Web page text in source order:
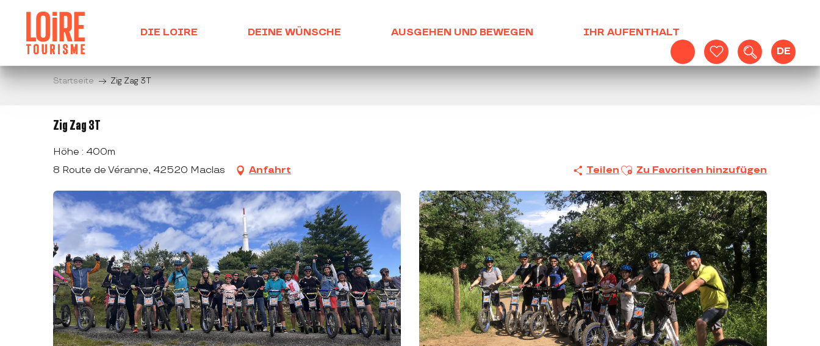
contenu
principal
Voir les favoris
Suche
DE
DIE LOIRE DEINE WÜNSCHE AUSGEHEN UND BEWEGEN IHR AUFENTHALT
Startseite Zig Zag 3T
Zig Zag 3T
Höhe : 400m
8 Route de Véranne, 42520 Maclas
Anfahrt Teilen Ajouter aux favoris
Zu Favoriten hinzufügen